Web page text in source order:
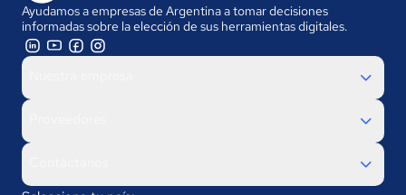
Ayudamos a empresas de Argentina a tomar decisiones
informadas sobre la elección de sus herramientas digitales.